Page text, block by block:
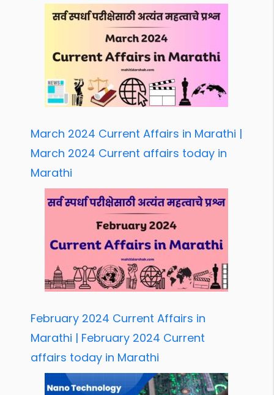
March 2024 Current Affairs in Marathi |
March 2024 Current affairs today in
Marathi
February 2024 Current Affairs in
Marathi | February 2024 Current
affairs today in Marathi